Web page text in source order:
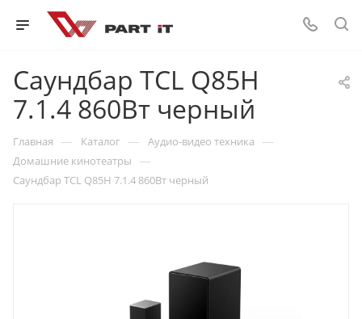
Саундбар TCL Q85H
7.1.4 860Вт черный
Главная — Каталог — Аудио-видео техника —
Домашние кинотеатры —
Саундбар TCL Q85H 7.1.4 860Вт черный